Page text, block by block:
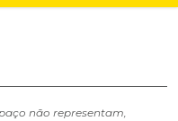
não representam,